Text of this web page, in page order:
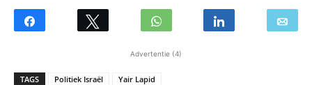
Advertentie (4)
TAGS Politiek Israël Yair Lapid